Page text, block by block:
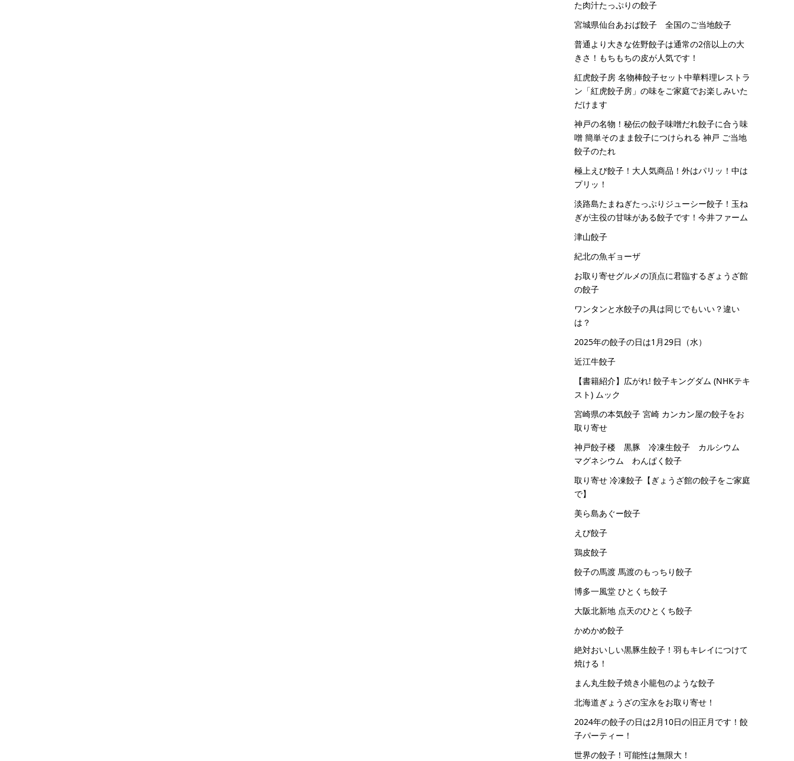
た肉汁たっぷりの餃子
宮城県仙台あおば餃子 全国のご当地餃子
普通より大きな佐野餃子は通常の2倍以上の大
きさ！もちもちの皮が人気です！
紅虎餃子房 名物棒餃子セット中華料理レストラ
ン「紅虎餃子房」の味をご家庭でお楽しみいた
だけます
神戸の名物！秘伝の餃子味噌だれ餃子に合う味
噌 簡単そのまま餃子につけられる 神戸 ご当地
餃子のたれ
極上えび餃子！大人気商品！外はパリッ！中は
プリッ！
淡路島たまねぎたっぷりジューシー餃子！玉ね
ぎが主役の甘味がある餃子です！今井ファーム
津山餃子
紀北の魚ギョーザ
お取り寄せグルメの頂点に君臨するぎょうざ館
の餃子
ワンタンと水餃子の具は同じでもいい？違い
は？
2025年の餃子の日は1月29日（水）
近江牛餃子
【書籍紹介】広がれ! 餃子キングダム (NHKテキ
スト) ムック
宮崎県の本気餃子 宮崎 カンカン屋の餃子をお
取り寄せ
神戸餃子楼 黒豚 冷凍生餃子 カルシウム
マグネシウム わんぱく餃子
取り寄せ 冷凍餃子【ぎょうざ館の餃子をご家庭
で】
美ら島あぐー餃子
えび餃子
鶏皮餃子
餃子の馬渡 馬渡のもっちり餃子
博多一風堂 ひとくち餃子
大阪北新地 点天のひとくち餃子
かめかめ餃子
絶対おいしい黒豚生餃子！羽もキレイにつけて
焼ける！
まん丸生餃子焼き小籠包のような餃子
北海道ぎょうざの宝永をお取り寄せ！
2024年の餃子の日は2月10日の旧正月です！餃
子パーティー！
世界の餃子！可能性は無限大！